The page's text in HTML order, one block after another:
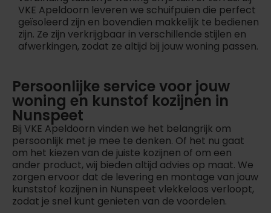
VKE Apeldoorn leveren we schuifpuien die perfect
geïsoleerd zijn en bovendien makkelijk te bedienen
zijn. Ze zijn verkrijgbaar in verschillende stijlen en
afwerkingen, zodat ze altijd bij jouw woning passen.
Persoonlijke service voor jouw
woning en kunstof kozijnen in
Nunspeet
Bij VKE Apeldoorn vinden we het belangrijk om
persoonlijk met je mee te denken. Of het nu gaat
om het kiezen van de juiste kozijnen of om een
ander product, wij bieden altijd advies op maat. We
zorgen ervoor dat de levering en montage van jouw
kunststof kozijnen in Nunspeet vlekkeloos verloopt,
zodat je snel kunt genieten van de voordelen.